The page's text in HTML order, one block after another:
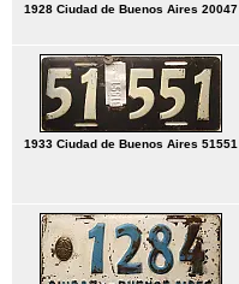
1928 Ciudad de Buenos Aires 20047
1933 Ciudad de Buenos Aires 51551